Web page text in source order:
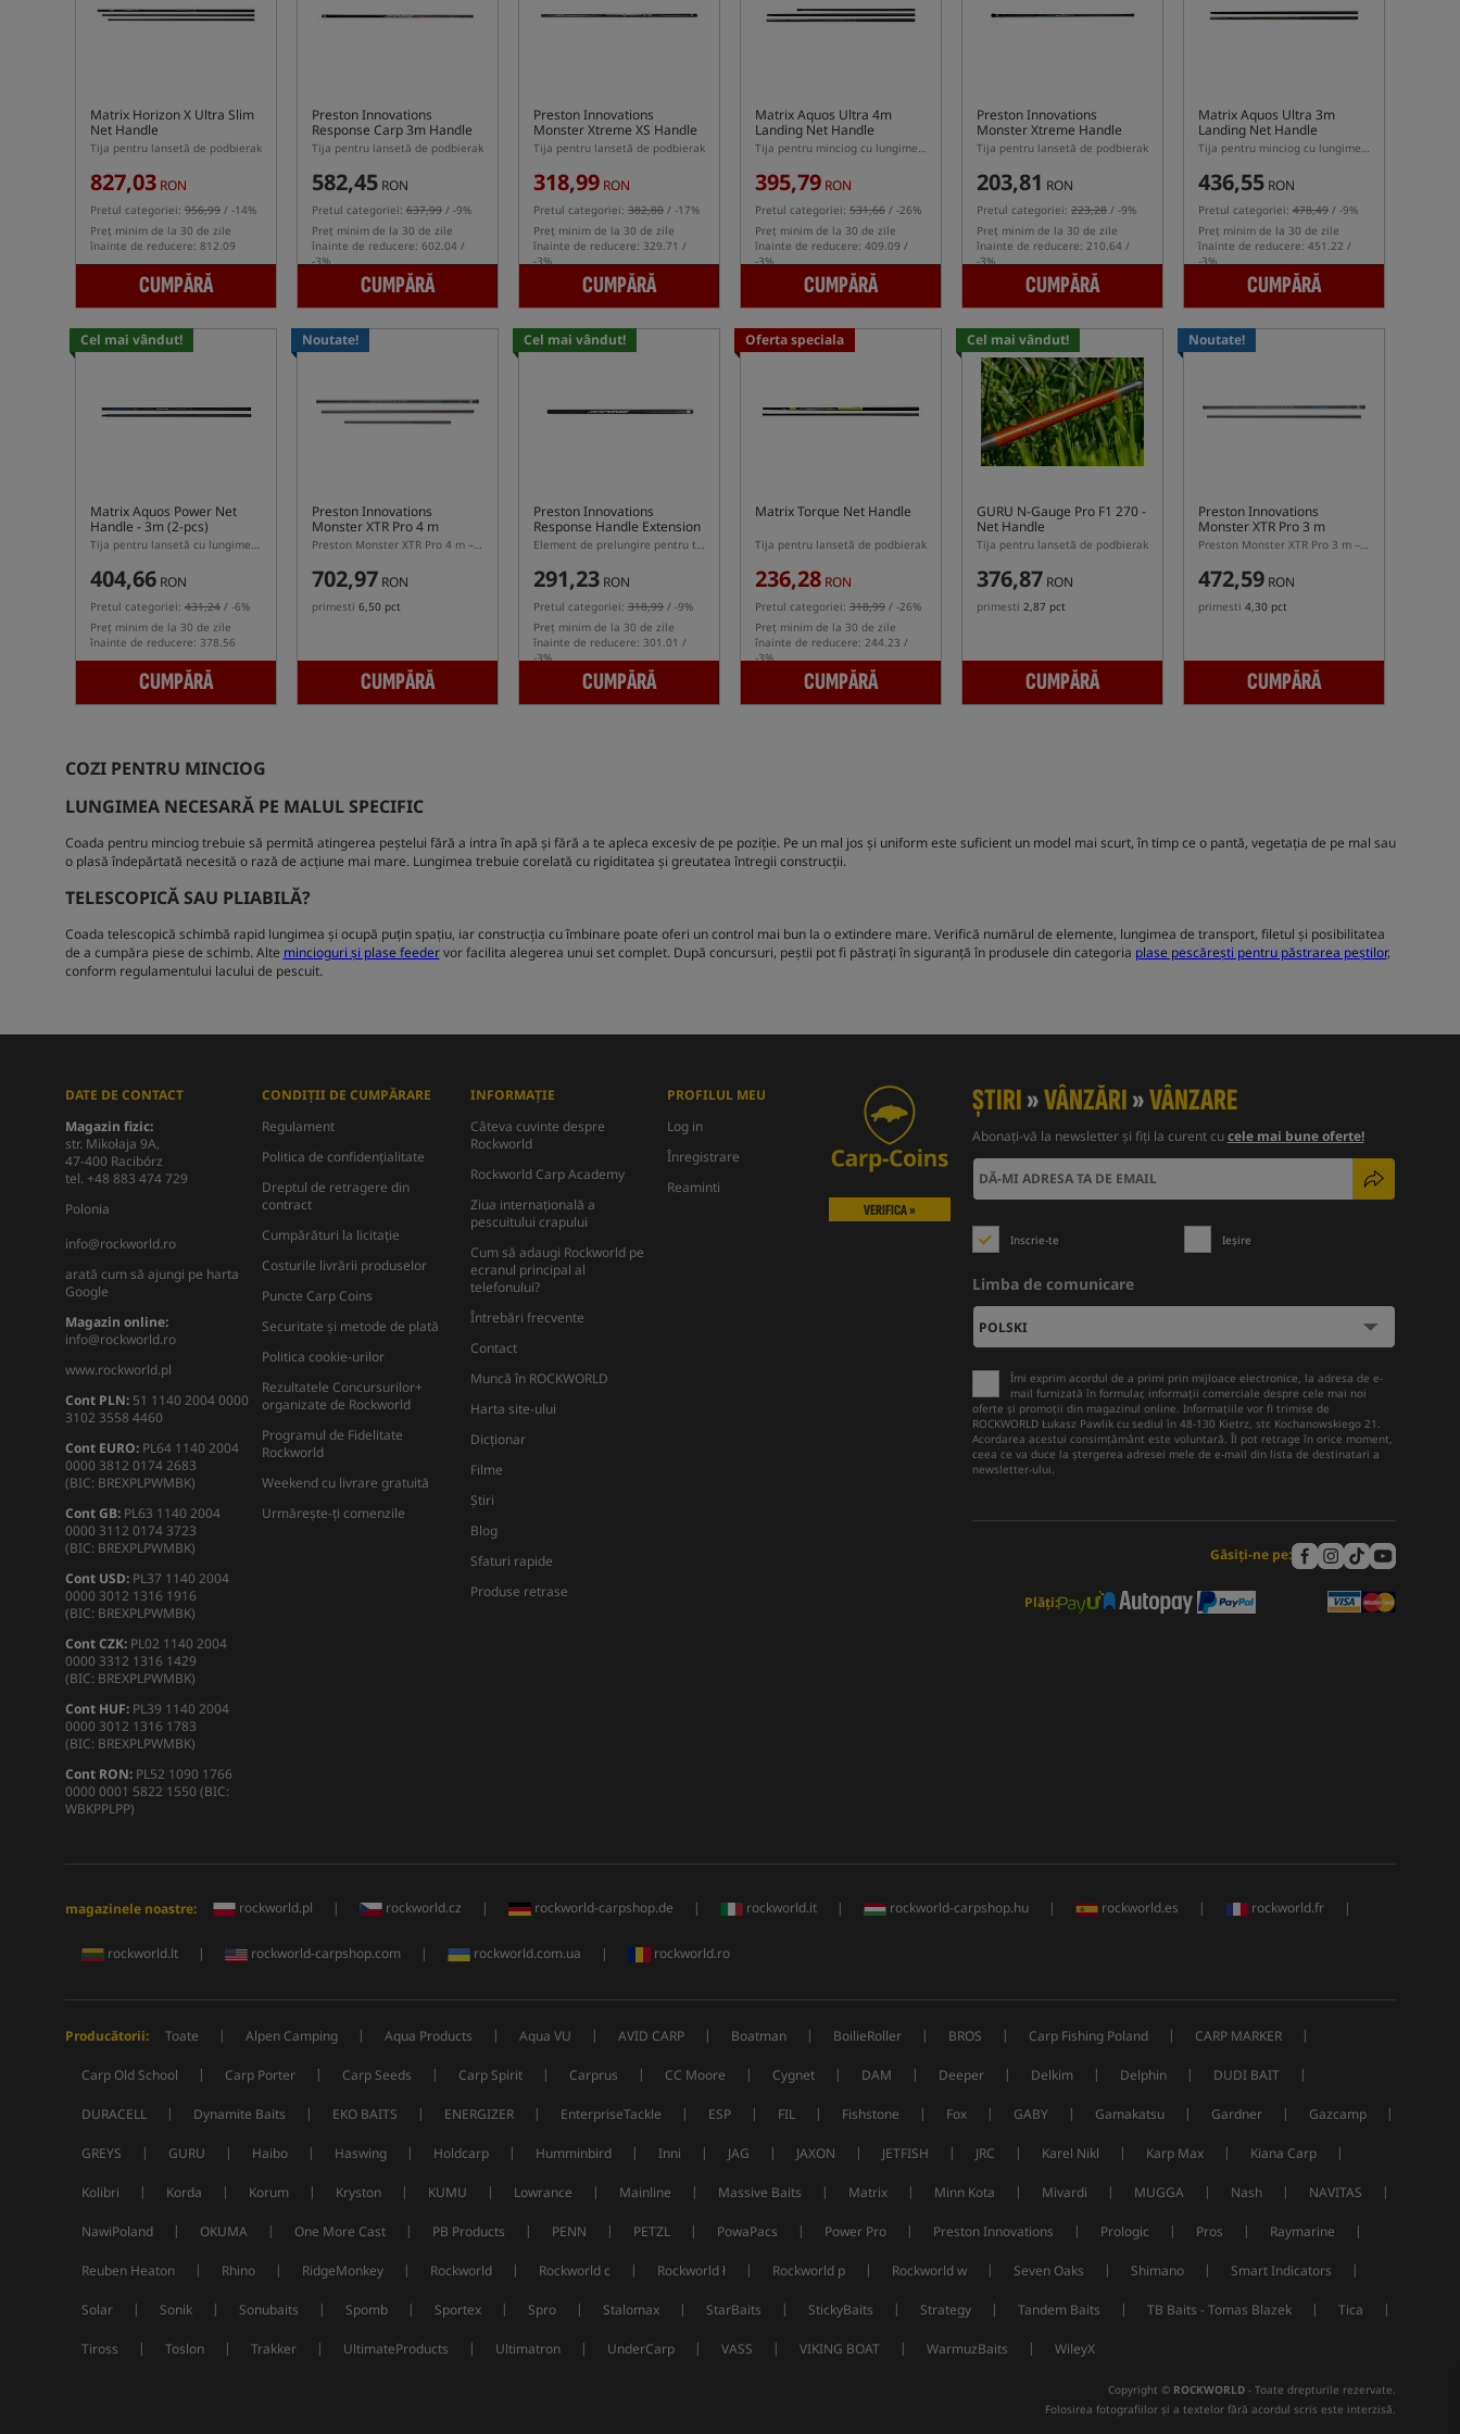
Matrix Horizon X Ultra Slim
Net Handle
Tija pentru lansetă de podbierak
827,03 RON
Pretul categoriei: 956,99 / -14%
Preț minim de la 30 de zile
înainte de reducere: 812.09
CUMPĂRĂ
Preston Innovations
Response Carp 3m Handle
Tija pentru lansetă de podbierak
582,45 RON
Pretul categoriei: 637,99 / -9%
Preț minim de la 30 de zile
înainte de reducere: 602.04 /
-3%
CUMPĂRĂ
Preston Innovations
Monster Xtreme XS Handle
Tija pentru lansetă de podbierak
318,99 RON
Pretul categoriei: 382,80 / -17%
Preț minim de la 30 de zile
înainte de reducere: 329.71 /
-3%
CUMPĂRĂ
Matrix Aquos Ultra 4m
Landing Net Handle
Tija pentru minciog cu lungimea de 4m
395,79 RON
Pretul categoriei: 531,66 / -26%
Preț minim de la 30 de zile
înainte de reducere: 409.09 /
-3%
CUMPĂRĂ
Preston Innovations
Monster Xtreme Handle
Tija pentru lansetă de podbierak
203,81 RON
Pretul categoriei: 223,28 / -9%
Preț minim de la 30 de zile
înainte de reducere: 210.64 /
-3%
CUMPĂRĂ
Matrix Aquos Ultra 3m
Landing Net Handle
Tija pentru minciog cu lungimea de 3m
436,55 RON
Pretul categoriei: 478,49 / -9%
Preț minim de la 30 de zile
înainte de reducere: 451.22 /
-3%
CUMPĂRĂ
Cel mai vândut!
Matrix Aquos Power Net
Handle - 3m (2-pcs)
Tija pentru lansetă cu lungimea de 3m
404,66 RON
Pretul categoriei: 431,24 / -6%
Preț minim de la 30 de zile
înainte de reducere: 378.56
CUMPĂRĂ
Noutate!
Preston Innovations
Monster XTR Pro 4 m
Handle
Preston Monster XTR Pro 4 m – tijă telescopică din carbon în trei părți pentru lansetă de pescuit
702,97 RON
primesti 6,50 pct
CUMPĂRĂ
Cel mai vândut!
Preston Innovations
Response Handle Extension
Element de prelungire pentru tijă Response
291,23 RON
Pretul categoriei: 318,99 / -9%
Preț minim de la 30 de zile
înainte de reducere: 301.01 /
-3%
CUMPĂRĂ
Oferta speciala
Matrix Torque Net Handle
Tija pentru lansetă de podbierak
236,28 RON
Pretul categoriei: 318,99 / -26%
Preț minim de la 30 de zile
înainte de reducere: 244.23 /
-3%
CUMPĂRĂ
Cel mai vândut!
GURU N-Gauge Pro F1 270 -
Net Handle
Tija pentru lansetă de podbierak
376,87 RON
primesti 2,87 pct
CUMPĂRĂ
Noutate!
Preston Innovations
Monster XTR Pro 3 m
Handle
Preston Monster XTR Pro 3 m – tijă din carbon pentru podbierac
472,59 RON
primesti 4,30 pct
CUMPĂRĂ
COZI PENTRU MINCIOG
LUNGIMEA NECESARĂ PE MALUL SPECIFIC
Coada pentru minciog trebuie să permită atingerea peștelui fără a intra în apă și fără a te apleca excesiv de pe poziție. Pe un mal jos și uniform este suficient un model mai scurt, în timp ce o pantă, vegetația de pe mal sau
o plasă îndepărtată necesită o rază de acțiune mai mare. Lungimea trebuie corelată cu rigiditatea și greutatea întregii construcții.
TELESCOPICĂ SAU PLIABILĂ?
Coada telescopică schimbă rapid lungimea și ocupă puțin spațiu, iar construcția cu îmbinare poate oferi un control mai bun la o extindere mare. Verifică numărul de elemente, lungimea de transport, filetul și posibilitatea
de a cumpăra piese de schimb. Alte mincioguri și plase feedervor facilita alegerea unui set complet. După concursuri, peștii pot fi păstrați în siguranță în produsele din categoria plase pescărești pentru păstrarea peștilor,
conform regulamentului lacului de pescuit.
ȘTIRI»VÂNZĂRI»VÂNZARE
Abonați-vă la newsletter și fiți la curent cucele mai bune oferte!
Inscrie-te Ieșire
Limba de comunicare
Îmi exprim acordul de a primi prin mijloace electronice, la adresa de e-
mail furnizată în formular, informații comerciale despre cele mai noi
oferte și promoții din magazinul online. Informațiile vor fi trimise de
ROCKWORLD Łukasz Pawlik cu sediul în 48-130 Kietrz, str. Kochanowskiego 21.
Acordarea acestui consimțământ este voluntară. Îl pot retrage în orice moment,
ceea ce va duce la ștergerea adresei mele de e-mail din lista de destinatari a
newsletter-ului.
Găsiți-ne pe:
Plăți:
DATE DE CONTACT
Magazin fizic:
str. Mikołaja 9A,
47-400 Racibórz
tel. +48 883 474 729
Polonia
info@rockworld.ro
arată cum să ajungi pe harta
Google
Magazin online:
info@rockworld.ro
www.rockworld.pl
Cont PLN:51 1140 2004 0000
3102 3558 4460
Cont EURO:PL64 1140 2004
0000 3812 0174 2683
(BIC: BREXPLPWMBK)
Cont GB:PL63 1140 2004
0000 3112 0174 3723
(BIC: BREXPLPWMBK)
Cont USD:PL37 1140 2004
0000 3012 1316 1916
(BIC: BREXPLPWMBK)
Cont CZK:PL02 1140 2004
0000 3312 1316 1429
(BIC: BREXPLPWMBK)
Cont HUF:PL39 1140 2004
0000 3012 1316 1783
(BIC: BREXPLPWMBK)
Cont RON:PL52 1090 1766
0000 0001 5822 1550 (BIC:
WBKPPLPP)
CONDIȚII DE CUMPĂRARE
Regulament
Politica de confidențialitate
Dreptul de retragere din
contract
Cumpărături la licitație
Costurile livrării produselor
Puncte Carp Coins
Securitate și metode de plată
Politica cookie-urilor
Rezultatele Concursurilor+
organizate de Rockworld
Programul de Fidelitate
Rockworld
Weekend cu livrare gratuită
Urmărește-ți comenzile
INFORMAȚIE
Câteva cuvinte despre
Rockworld
Rockworld Carp Academy
Ziua internațională a
pescuitului crapului
Cum să adaugi Rockworld pe
ecranul principal al
telefonului?
Întrebări frecvente
Contact
Muncă în ROCKWORLD
Harta site-ului
Dicţionar
Filme
Știri
Blog
Sfaturi rapide
Produse retrase
PROFILUL MEU
Log in
Înregistrare
Reaminti
VERIFICA »
magazinele noastre: rockworld.pl | rockworld.cz | rockworld-carpshop.de | rockworld.it | rockworld-carpshop.hu | rockworld.es | rockworld.fr |
rockworld.lt | rockworld-carpshop.com | rockworld.com.ua | rockworld.ro
Producătorii: Toate | Alpen Camping | Aqua Products | Aqua VU | AVID CARP | Boatman | BoilieRoller | BROS | Carp Fishing Poland | CARP MARKER |
Carp Old School | Carp Porter | Carp Seeds | Carp Spirit | Carprus | CC Moore | Cygnet | DAM | Deeper | Delkim | Delphin | DUDI BAIT |
DURACELL | Dynamite Baits | EKO BAITS | ENERGIZER | EnterpriseTackle | ESP | FIL | Fishstone | Fox | GABY | Gamakatsu | Gardner | Gazcamp |
GREYS | GURU | Haibo | Haswing | Holdcarp | Humminbird | Inni | JAG | JAXON | JETFISH | JRC | Karel Nikl | Karp Max | Kiana Carp |
Kolibri | Korda | Korum | Kryston | KUMU | Lowrance | Mainline | Massive Baits | Matrix | Minn Kota | Mivardi | MUGGA | Nash | NAVITAS |
NawiPoland | OKUMA | One More Cast | PB Products | PENN | PETZL | PowaPacs | Power Pro | Preston Innovations | Prologic | Pros | Raymarine |
Reuben Heaton | Rhino | RidgeMonkey | Rockworld | Rockworld c | Rockworld ł | Rockworld p | Rockworld w | Seven Oaks | Shimano | Smart Indicators |
Solar | Sonik | Sonubaits | Spomb | Sportex | Spro | Stalomax | StarBaits | StickyBaits | Strategy | Tandem Baits | TB Baits - Tomas Blazek | Tica |
Tiross | Toslon | Trakker | UltimateProducts | Ultimatron | UnderCarp | VASS | VIKING BOAT | WarmuzBaits | WileyX
Copyright © ROCKWORLD- Toate drepturile rezervate.
Folosirea fotografiilor și a textelor fără acordul scris este interzisă.